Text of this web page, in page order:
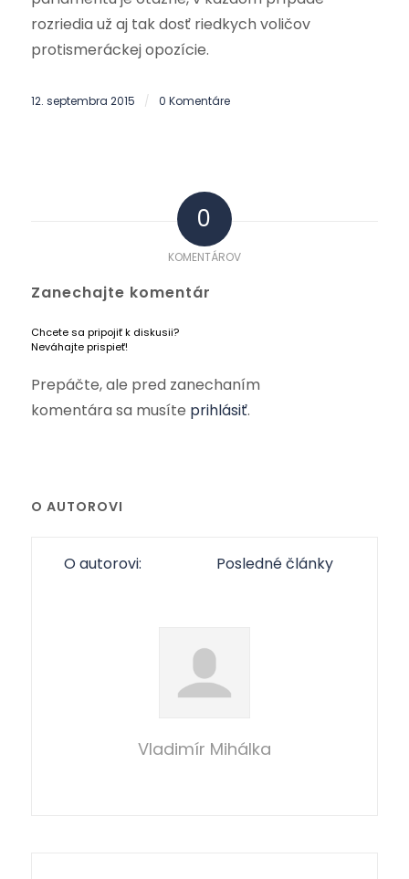
rozriedia už aj tak dosť riedkych voličov
protismeráckej opozície.
12. septembra 2015 / 0 Komentáre
0
KOMENTÁROV
Zanechajte komentár
Chcete sa pripojiť k diskusii?
Neváhajte prispieť!
Prepáčte, ale pred zanechaním
komentára sa musíte prihlásiť.
O AUTOROVI
O autorovi: Posledné články
Vladimír Mihálka